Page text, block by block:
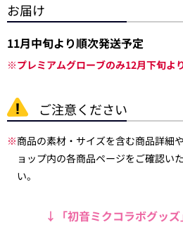
お届け
11月中旬より順次発送予定
※プレミアムグローブのみ12月下旬よ
ご注意ください
※商品の素材・サイズを含む商品詳細
ョップ内の各商品ページをご確認い
い。
↓「初音ミクコラボグッ